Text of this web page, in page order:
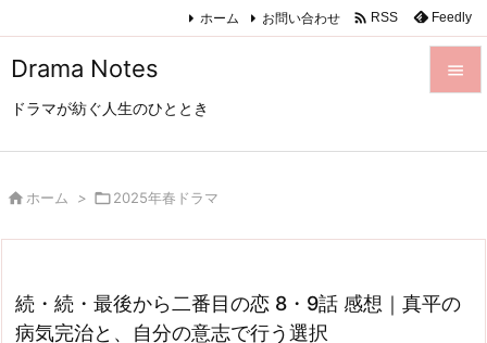
Drama Notes
ドラマが紡ぐ人生のひととき

次へ
ホーム お問い合わせ  RSS Feedly
 ホーム > 2025年春ドラマ
続・続・最後から二番目の恋 8・9話 感想｜真平の
病気完治と、自分の意志で行う選択